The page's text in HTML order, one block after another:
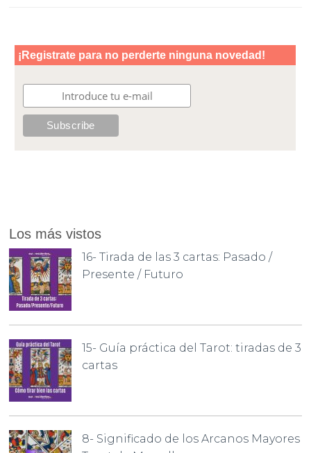
Los más vistos
16- Tirada de las 3 cartas: Pasado /
Presente / Futuro
15- Guía práctica del Tarot: tiradas de 3
cartas
8- Significado de los Arcanos Mayores